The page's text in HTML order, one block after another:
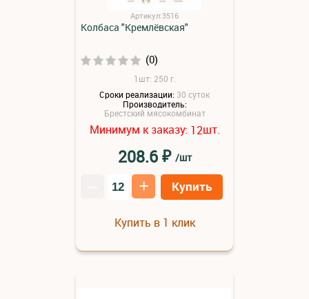
Артикул:3516
Колбаса "Кремлёвская"
(0)
1шт: 250 г.
Сроки реализации: 30 суток
Производитель:
Брестский мясокомбинат
Минимум к заказу: 12шт.
208.6₽ /шт
+ Купить
Купить в 1 клик